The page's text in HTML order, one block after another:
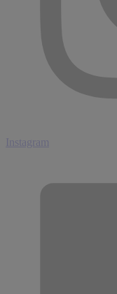
Instagram